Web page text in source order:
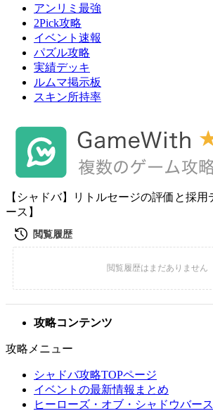
アンリミ最強
2Pick攻略
イベント速報
パズル攻略
実績デッキ
ルムマ掲示板
スキン所持率
【シャドバ】リトルセージの評価と採
ース】
攻略コンテンツ
攻略メニュー
シャドバ攻略TOPページ
イベントの最新情報まとめ
ヒーローズ・オブ・シャドウバー